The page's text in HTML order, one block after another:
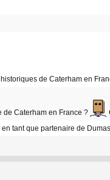
de Caterham en
de Caterham en France ?
tant que partenaire de